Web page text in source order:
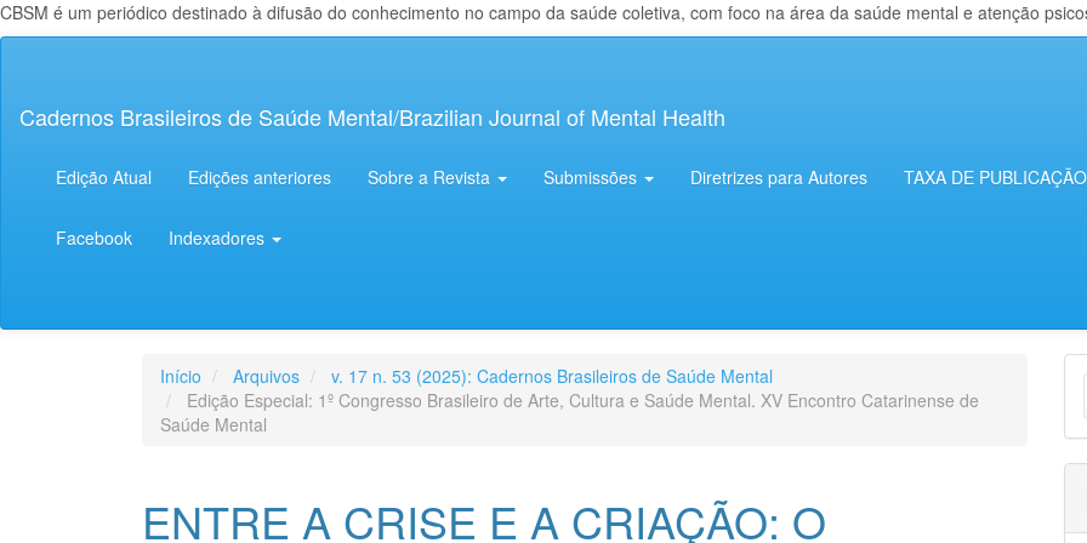
CBSM é um periódico destinado à difusão do conhecimento no campo da saúde coletiva, com foco na área da saúde mental e atenção
principal
Lateral
Cadernos Brasileiros de Saúde Mental/Brazilian Journal of Mental Health
Edição Atual Edições anteriores Sobre a Revista Submissões Diretrizes para Autores TAXA DE PUBLICAÇÃO
Facebook Indexadores
Início Arquivos
v. 17 n. 53 (2025): Cadernos Brasileiros de Saúde Mental
Edição Especial: 1º Congresso Brasileiro de Arte, Cultura e Saúde Mental. XV Encontro Catarinense de
Saúde Mental
ENTRE A CRISE E A CRIAÇÃO: O